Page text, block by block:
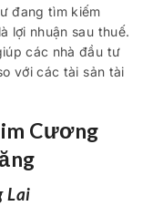
đang tìm kiếm
lợi nhuận sau thuế.
các nhà đầu tư
với các tài sản tài
Cương
Lai